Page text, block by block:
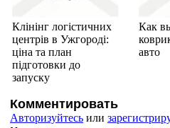
Клінінг логістичних
центрів в Ужгороді:
ціна та план
підготовки до
запуску
Как
авто
Комментировать
Авторизуйтесь или